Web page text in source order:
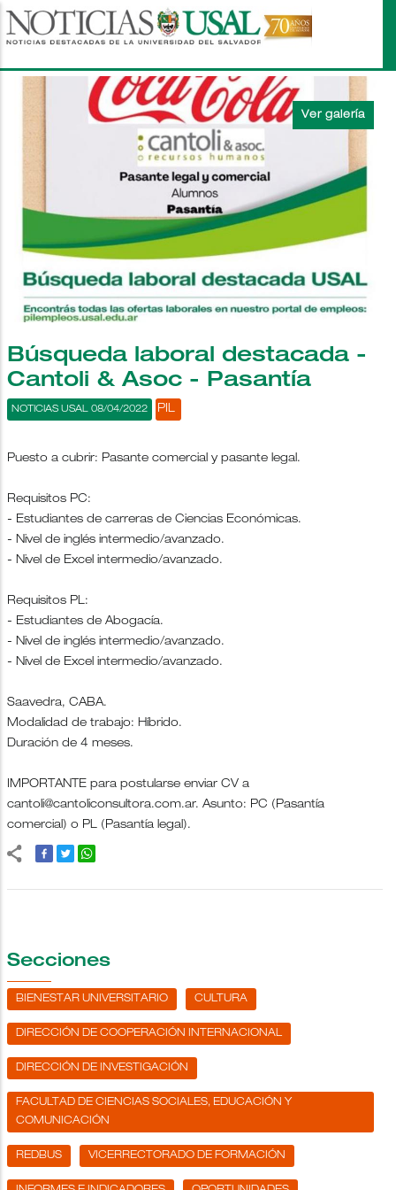
Pasar
al
principal
Búsqueda laboral destacada -
Cantoli & Asoc - Pasantía
PIL
NOTICIAS USAL 08/04/2022
Puesto a cubrir: Pasante comercial y pasante legal.
Requisitos PC:
- Estudiantes de carreras de Ciencias Económicas.
- Nivel de inglés intermedio/avanzado.
- Nivel de Excel intermedio/avanzado.
Requisitos PL:
- Estudiantes de Abogacía.
- Nivel de inglés intermedio/avanzado.
- Nivel de Excel intermedio/avanzado.
Saavedra, CABA.
Modalidad de trabajo: Híbrido.
Duración de 4 meses.
IMPORTANTE para postularse enviar CV a
cantoli@cantoliconsultora.com.ar. Asunto: PC (Pasantía
comercial) o PL (Pasantía legal).
Secciones
BIENESTAR UNIVERSITARIO CULTURA
DIRECCIÓN DE COOPERACIÓN INTERNACIONAL
DIRECCIÓN DE INVESTIGACIÓN
FACULTAD DE CIENCIAS SOCIALES, EDUCACIÓN Y
COMUNICACIÓN
REDBUS VICERRECTORADO DE FORMACIÓN